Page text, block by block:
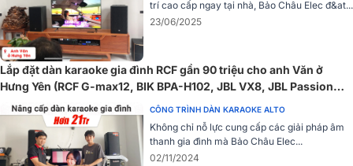
Cục đẩy công suất BIK CA-J602 được trang bị linh kiện cao cấp và
quy trình sản xuất chuẩn Nhật, đảm bảo độ bền bỉ và hiệu suất vượt
trội.
trí cao cấp ngay tại nhà, Bảo Châu Elec đ&at...
23/06/2025
Lắp đặt dàn karaoke gia đình RCF gần 90 triệu cho anh Văn ở
Hưng Yên (RCF G-max12, BIK BPA-H102, JBL VX8, JBL Passion
12SP, BIK BJ-U500II,...)
CÔNG TRÌNH DÀN KARAOKE ALTO
Không chỉ nỗ lực cung cấp các giải pháp âm
thanh gia đình mà Bảo Châu Elec...
02/11/2024